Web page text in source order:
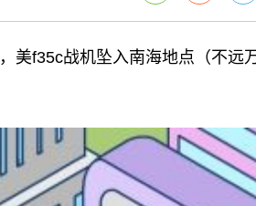
美f35c战机坠入南海地点（不远